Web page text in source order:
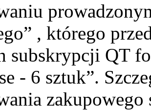
, którego
subskrypcji QT
- 6 sztuk”.
zakupowego